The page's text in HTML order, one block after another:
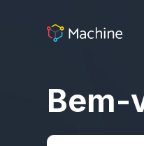
Pesquisa
Bem-